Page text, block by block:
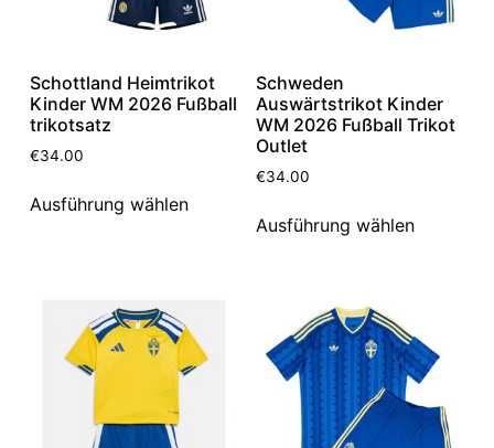
Schottland Heimtrikot
Kinder WM 2026 Fußball
trikotsatz
€34.00
Ausführung wählen
Schweden
Auswärtstrikot Kinder
WM 2026 Fußball Trikot
Outlet
€34.00
Ausführung wählen